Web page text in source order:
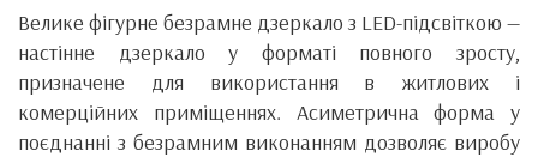
Велике фігурне безрамне дзеркало з LED-підсвіткою —
настінне дзеркало у форматі повного зросту,
призначене для використання в житлових і
комерційних приміщеннях. Асиметрична форма у
поєднанні з безрамним виконанням дозволяє виробу